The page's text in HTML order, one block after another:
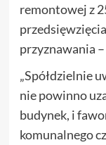
remontowej z
przyznawania –
„Spółdzielnie
nie powinno
budynek, i
komunalnego